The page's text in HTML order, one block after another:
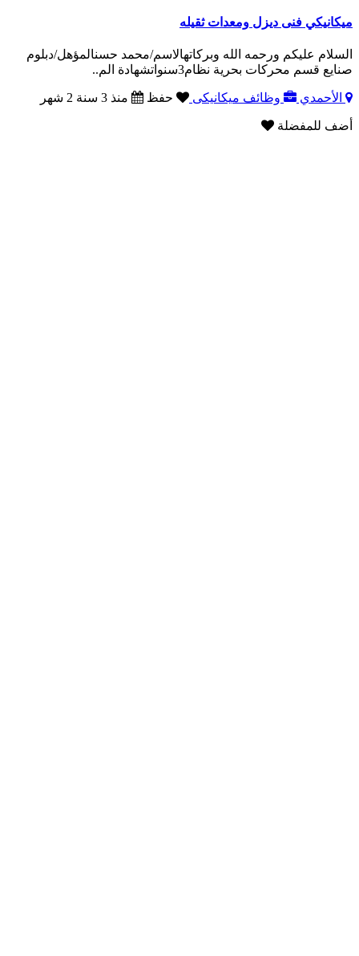
ميكانيكي فنى ديزل ومعدات ثقيله
السلام عليكم ورحمه الله وبركاتهالاسم/محمد حسنالمؤهل/دبلوم
صنايع قسم محركات بحرية نظام3سنواتشهادة الم..
الأحمدي وظائف ميكانيكى حفظ منذ 3 سنة 2 شهر
أضف للمفضلة